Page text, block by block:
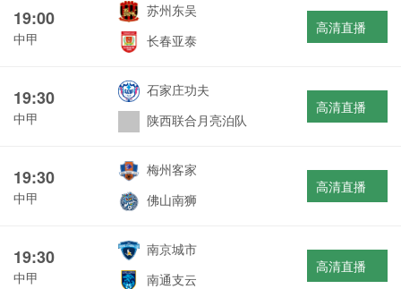
19:00
中甲
苏州东吴
长春亚泰
高清直播
19:30
中甲
石家庄功夫
陕西联合月亮泊队
高清直播
19:30
中甲
梅州客家
佛山南狮
高清直播
19:30
中甲
南京城市
南通支云
高清直播